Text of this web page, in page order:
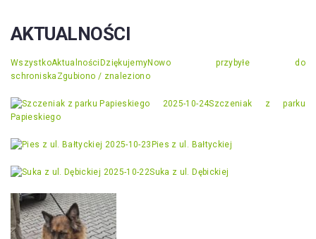
AKTUALNOŚCI
WszystkoAktualności DziękujemyNowo przybyłe do
schroniska Zgubiono / znaleziono
2025-10-24Szczeniak z parku
Papieskiego
2025-10-23 Pies z ul. Bałtyckiej
2025-10-22Suka z ul. Dębickiej